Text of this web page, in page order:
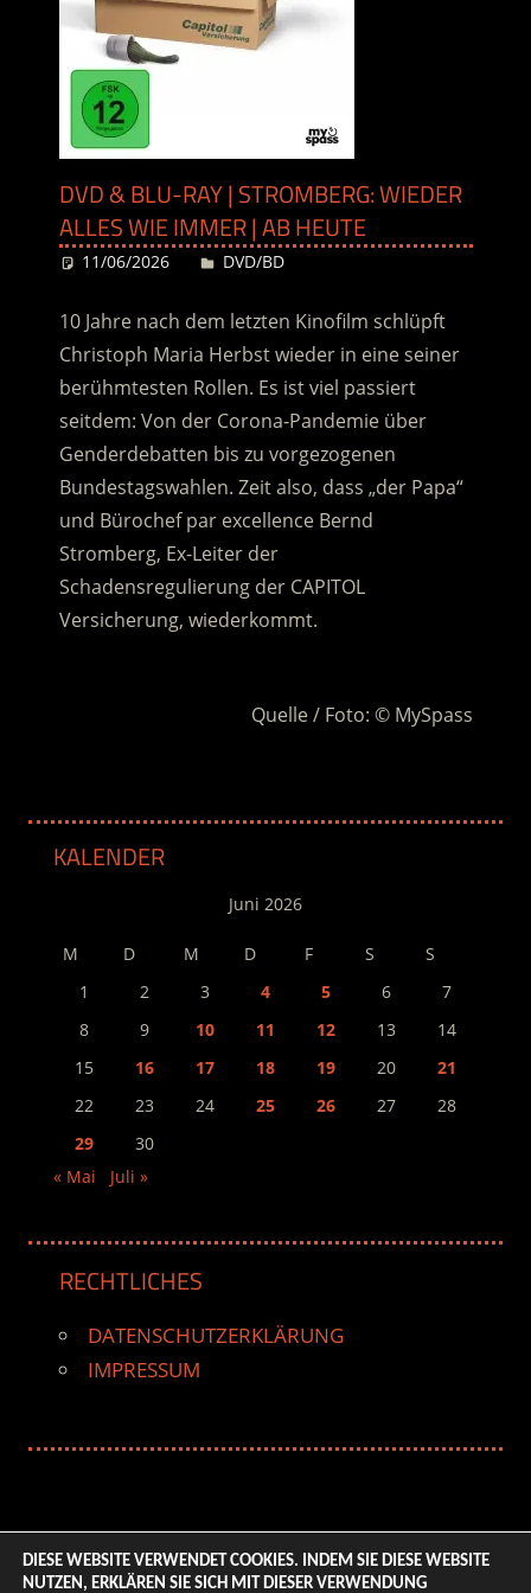
DVD & BLU-RAY | STROMBERG: WIEDER
ALLES WIE IMMER | AB HEUTE
11/06/2026 Desiree
DVD/BD
10 Jahre nach dem letzten Kinofilm schlüpft
Christoph Maria Herbst wieder in eine seiner
berühmtesten Rollen. Es ist viel passiert
seitdem: Von der Corona-Pandemie über
Genderdebatten bis zu vorgezogenen
Bundestagswahlen. Zeit also, dass „der Papa“
und Bürochef par excellence Bernd
Stromberg, Ex-Leiter der
Schadensregulierung der CAPITOL
Versicherung, wiederkommt.
Quelle / Foto: © MySpass
KALENDER
Juni 2026
M D M D F S
S
1
2 3 4 5 6
7
8
9 10 11 12 13
14
15
16 17 18 19 20
21
22
23 24 25 26 27
28
29
30
« Mai
Juli »
RECHTLICHES
DATENSCHUTZERKLÄRUNG
IMPRESSUM
DIESE WEBSITE VERWENDET COOKIES. INDEM SIE DIESE WEBSITE
NUTZEN, ERKLÄREN SIE SICH MIT DIESER VERWENDUNG